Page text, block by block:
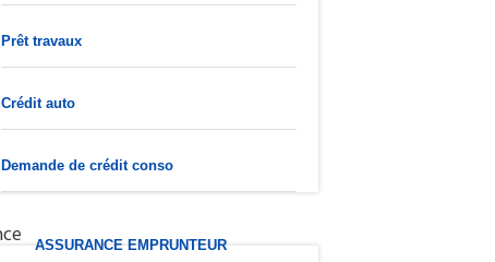
Prêt travaux
Crédit auto
Demande de crédit conso
ASSURANCE EMPRUNTEUR